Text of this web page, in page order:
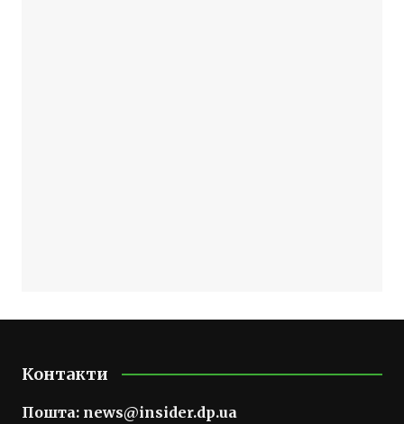
Контакти
Пошта: news@insider.dp.ua